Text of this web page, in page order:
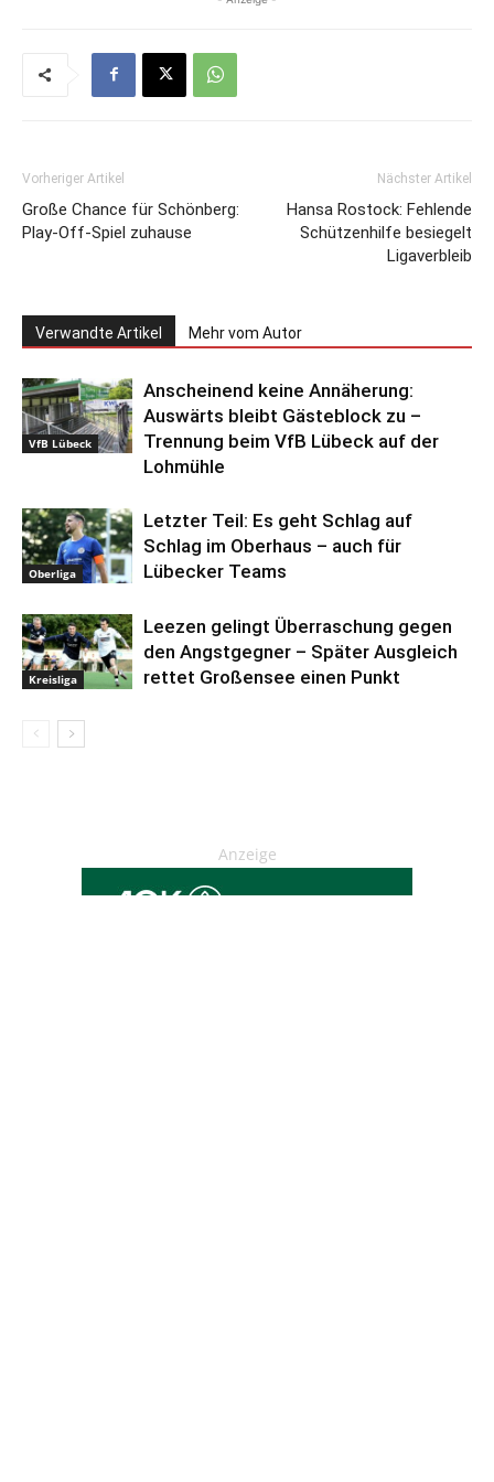
Vorheriger Artikel
Große Chance für Schönberg:
Play-Off-Spiel zuhause
Nächster Artikel
Hansa Rostock: Fehlende
Schützenhilfe besiegelt
Ligaverbleib
Verwandte Artikel Mehr vom Autor
VfB Lübeck
Anscheinend keine Annäherung:
Auswärts bleibt Gästeblock zu –
Trennung beim VfB Lübeck auf der
Lohmühle
Oberliga
Letzter Teil: Es geht Schlag auf
Schlag im Oberhaus – auch für
Lübecker Teams
Kreisliga
Leezen gelingt Überraschung gegen
den Angstgegner – Später Ausgleich
rettet Großensee einen Punkt
Anzeige